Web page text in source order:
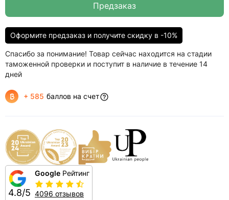
Предзаказ
Оформите предзаказ и получите скидку в -10%
Спасибо за понимание! Товар сейчас находится на стадии
таможенной проверки и поступит в наличие в течение 14
дней
+ 585 баллов на счет
4.8/5
Google Рейтинг
4096 отзывов